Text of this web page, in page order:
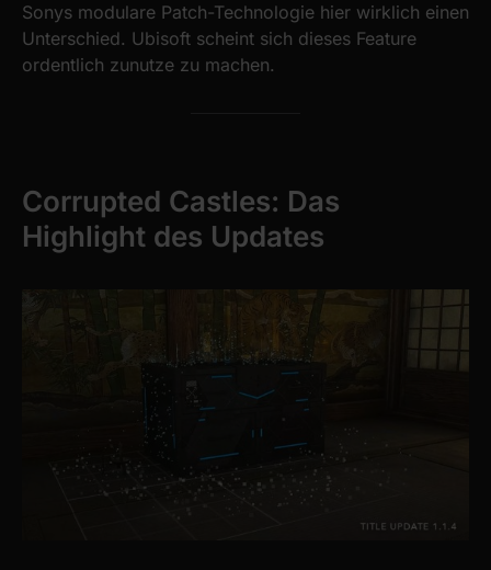
Sonys modulare Patch-Technologie hier wirklich einen
Unterschied. Ubisoft scheint sich dieses Feature
ordentlich zunutze zu machen.
Corrupted Castles: Das
Highlight des Updates